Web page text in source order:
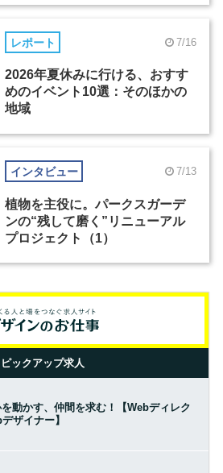
レポート 7/16
2026年夏休みに行ける、おすす
めのイベント10選：そのほかの
地域
インタビュー 7/13
植物を主役に。パークスガーデ
ンの“残して磨く”リニューアル
プロジェクト（1）
ピックアップ求人
動かす、仲間を求む！【Webディレク
ザイナー】